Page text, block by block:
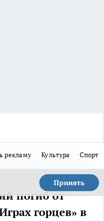
рекламу Культура Спорт
Принять
погиб от
горцев» в